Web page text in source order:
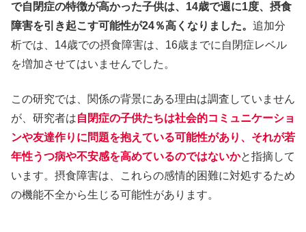
で自閉症の特徴が高かった子供は、14歳で週に1度、摂食
障害を引き起こす可能性が24％高くなりました。 追加分
析では、14歳での摂食障害は、16歳までに自閉症レベル
を増加させてはいませんでした。
この研究では、関係の背景にある理由は調査していません
が、研究者は自閉症の子供たちは社会的コミュニケーショ
ンや友達作りに問題を抱えている可能性があり、それが若
年性うつ病や不安感を高めているのではないかと指摘して
います。摂食障害は、これらの感情的困難に対処するため
の機能不全から生じる可能性があります。